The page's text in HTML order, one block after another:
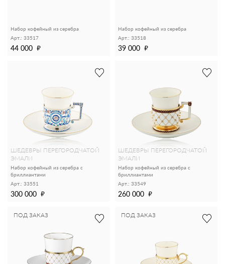
Набор кофейный из серебра
Арт.: 33517
44 000
Набор кофейный из серебра
Арт.: 33518
39 000
ШЕДЕВРЫ ПЕРЕГОРОДЧАТОЙ
ЭМАЛИ
Набор кофейный из серебра с
бриллиантами
Арт.: 33551
300 000
ШЕДЕВРЫ ПЕРЕГОРОДЧАТОЙ
ЭМАЛИ
Набор кофейный из серебра с
бриллиантами
Арт.: 33549
260 000
ПОД ЗАКАЗ ПОД ЗАКАЗ